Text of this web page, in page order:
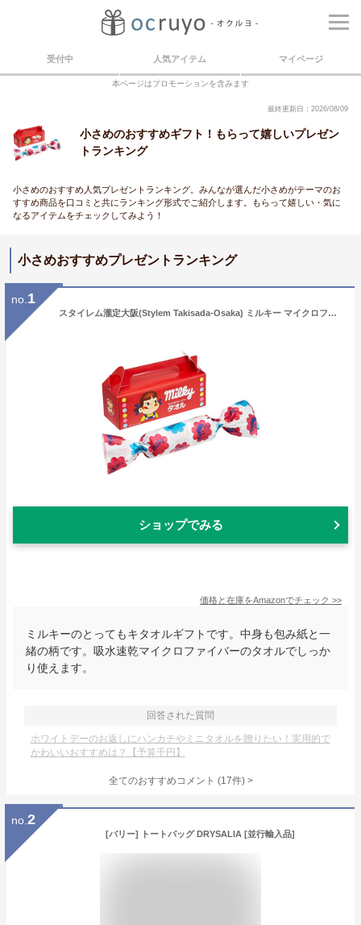
受付中 人気アイテム マイページ
本ページはプロモーションを含みます
最終更新日：2026/08/09
小さめのおすすめギフト！もらって嬉しいプレゼン
トランキング
小さめのおすすめ人気プレゼントランキング。みんなが選んだ小さめがテーマのお
すすめ商品を口コミと共にランキング形式でご紹介します。もらって嬉しい・気に
なるアイテムをチェックしてみよう！
小さめおすすめプレゼントランキング
no. 1
スタイレム瀧定大阪(Stylem Takisada-Osaka) ミルキー マイクロファイバーやわらかタオル ウォッシュタオル PK1051
ショップでみる
価格と在庫をAmazonでチェック >>
ミルキーのとってもキタオルギフトです。中身も包み紙と一
緒の柄です。吸水速乾マイクロファイバーのタオルでしっか
り使えます。
回答された質問
ホワイトデーのお返しにハンカチやミニタオルを贈りたい！実用的で
かわいいおすすめは？【予算千円】
全てのおすすめコメント (17件) >
no. 2
[バリー] トートバッグ DRYSALIA [並行輸入品]